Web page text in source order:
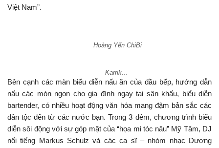
Việt Nam”.
Hoàng Yến ChiBi
Karrik…
Bên cạnh các màn biểu diễn nấu ăn của đầu bếp, hướng dẫn
nấu các món ngon cho gia đình ngay tại sân khấu, biểu diễn
bartender, có nhiều hoạt động văn hóa mang đậm bản sắc các
dân tộc đến từ các nước bạn. Trong 3 đêm, chương trình biểu
diễn sôi động với sự góp mặt của “họa mi tóc nâu” Mỹ Tâm, DJ
nổi tiếng Markus Schulz và các ca sĩ – nhóm nhạc Dương